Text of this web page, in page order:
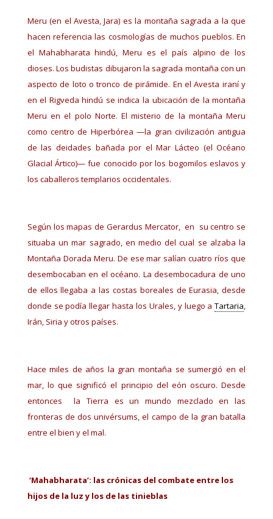
Meru (en el Avesta, Jara) es la montaña sagrada a la que
hacen referencia las cosmologías de muchos pueblos. En
el Mahabharata hindú, Meru es el país alpino de los
dioses. Los budistas dibujaron la sagrada montaña con un
aspecto de loto o tronco de pirámide. En el Avesta iraní y
en el Rigveda hindú se indica la ubicación de la montaña
Meru en el polo Norte. El misterio de la montaña Meru
como centro de Hiperbórea —la gran civilización antigua
de las deidades bañada por el Mar Lácteo (el Océano
Glacial Ártico)— fue conocido por los bogomilos eslavos y
los caballeros templarios occidentales.
Según los mapas de Gerardus Mercator, en su centro se
situaba un mar sagrado, en medio del cual se alzaba la
Montaña Dorada Meru. De ese mar salían cuatro ríos que
desembocaban en el océano. La desembocadura de uno
de ellos llegaba a las costas boreales de Eurasia, desde
donde se podía llegar hasta los Urales, y luego aTartaria,
Irán, Siria y otros países.
Hace miles de años la gran montaña se sumergió en el
mar, lo que significó el principio del eón oscuro. Desde
entonces la Tierra es un mundo mezclado en las
fronteras de dos univérsums, el campo de la gran batalla
entre el bien y el mal.
‘Mahabharata’: las crónicas del combate entre los
hijos de la luz y los de las tinieblas